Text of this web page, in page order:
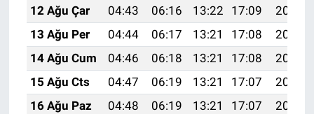
12 Ağu Çar
04:43 06:16 13:22 17:09
20:17
13 Ağu Per
04:44 06:17 13:21 17:08
20:16
14 Ağu Cum
04:46 06:18 13:21 17:08
20:15
15 Ağu Cts
04:47 06:19 13:21 17:07
20:14
16 Ağu Paz
04:48 06:19 13:21 17:07
20:12